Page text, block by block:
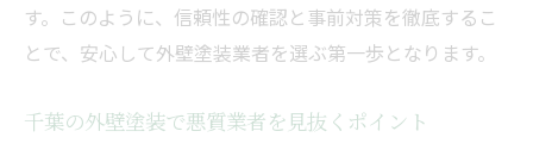
す。このように、信頼性の確認と事前対策を徹底するこ
とで、安心して外壁塗装業者を選ぶ第一歩となります。
千葉の外壁塗装で悪質業者を見抜くポイント